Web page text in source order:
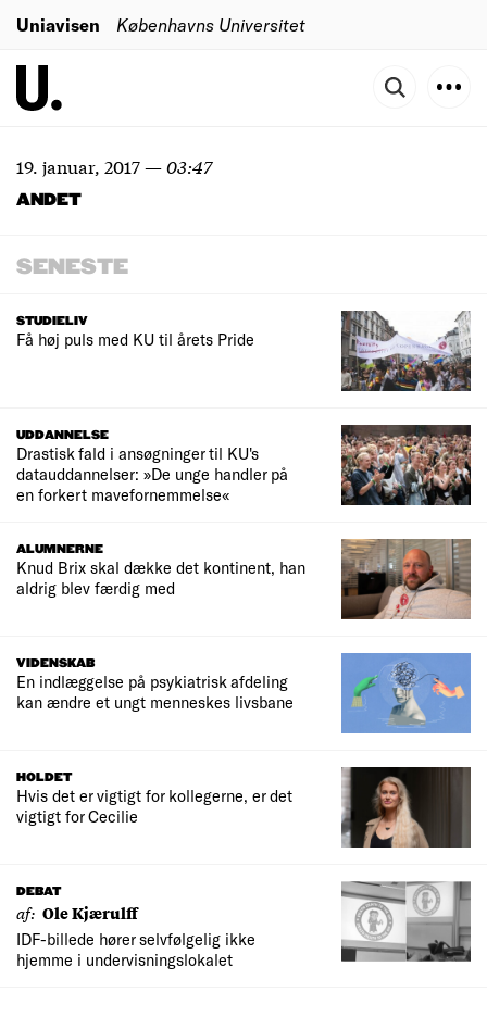
Uniavisen Københavns Universitet
19. januar, 2017—03:47
ANDET
SENESTE
STUDIELIV
Få høj puls med KU til årets Pride
UDDANNELSE
Drastisk fald i ansøgninger til KU's
datauddannelser: »De unge handler på
en forkert mavefornemmelse«
ALUMNERNE
Knud Brix skal dække det kontinent, han
aldrig blev færdig med
VIDENSKAB
En indlæggelse på psykiatrisk afdeling
kan ændre et ungt menneskes livsbane
HOLDET
Hvis det er vigtigt for kollegerne, er det
vigtigt for Cecilie
DEBAT
af: Ole Kjærulff
IDF-billede hører selvfølgelig ikke
hjemme i undervisningslokalet